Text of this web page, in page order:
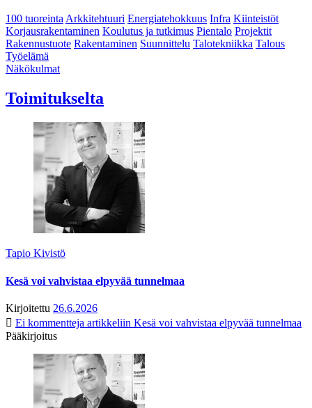
100 tuoreintaArkkitehtuuri Energiatehokkuus Infra Kiinteistöt
Korjausrakentaminen Koulutus ja tutkimus Pientalo Projektit
Rakennustuote Rakentaminen Suunnittelu Talotekniikka Talous
Työelämä
Näkökulmat
Toimitukselta
Tapio Kivistö
Kesä voi vahvistaa elpyvää tunnelmaa
Kirjoitettu 26.6.2026
Ei kommentteja artikkeliin Kesä voi vahvistaa elpyvää tunnelmaa
Pääkirjoitus